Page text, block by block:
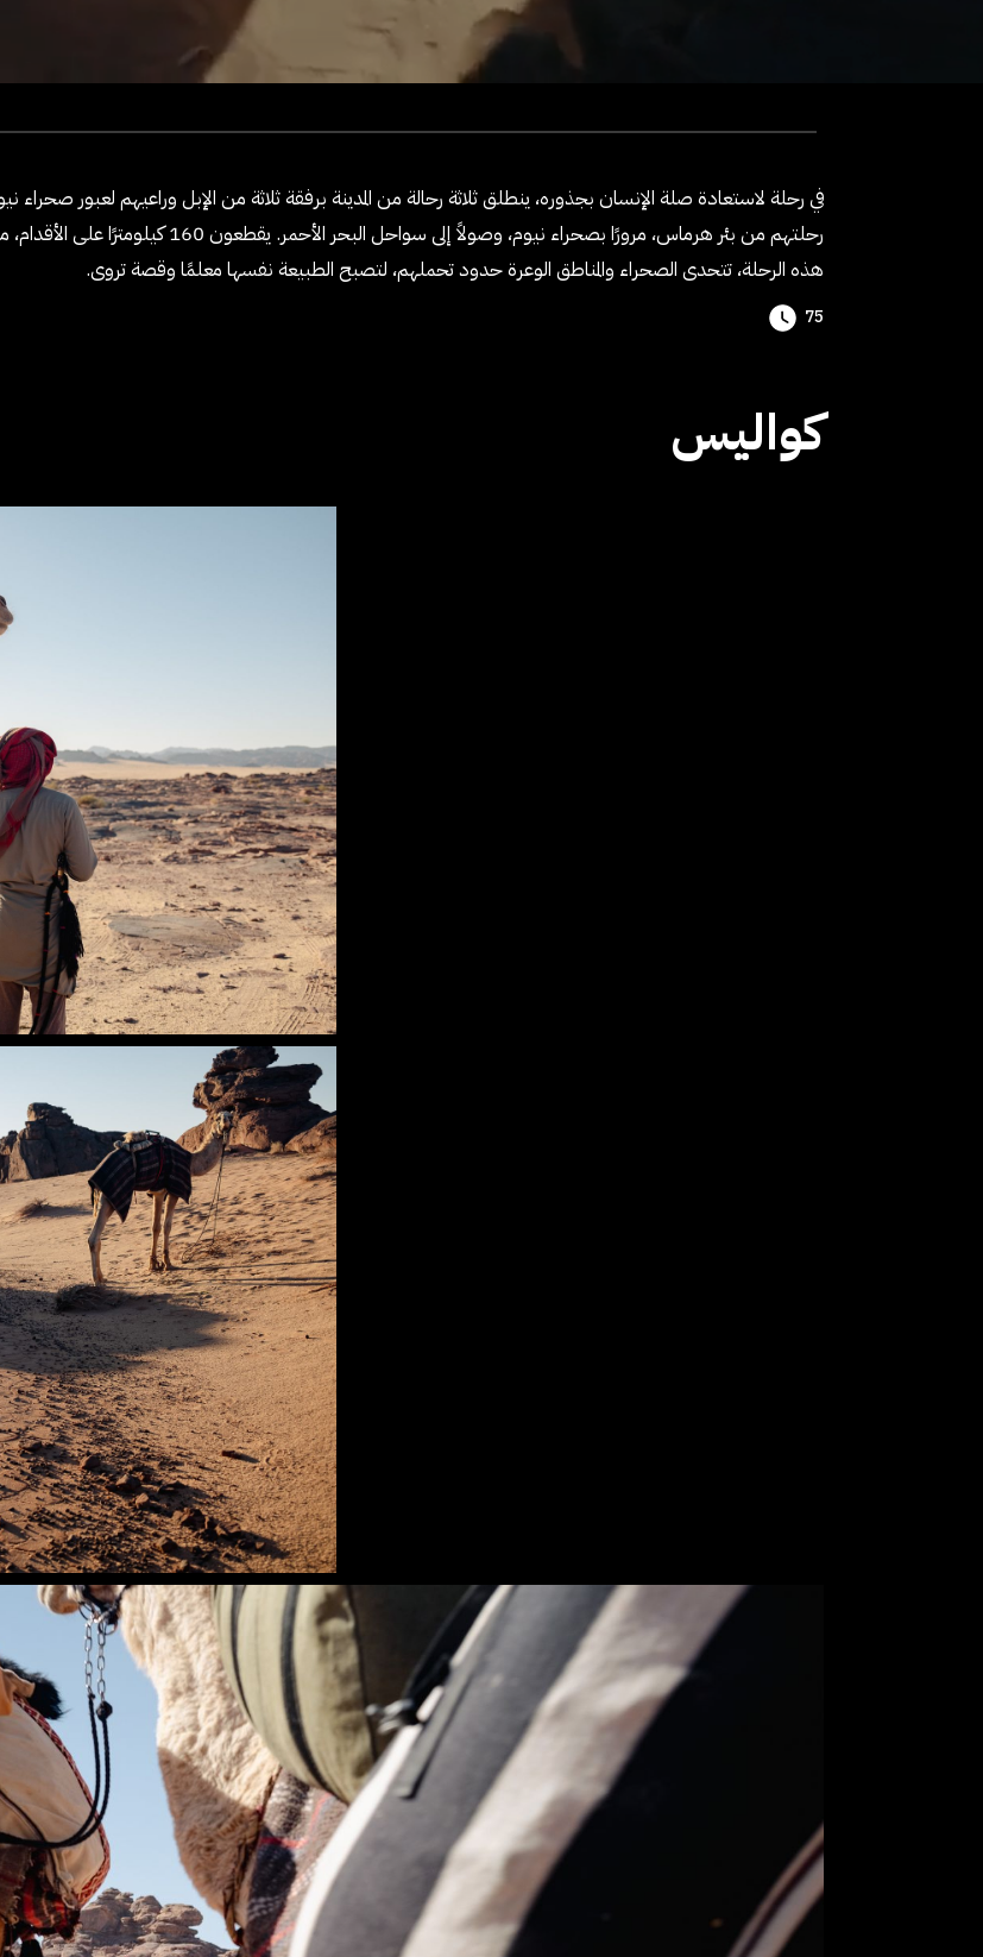
ﰲ رﺣﻠﺔ ﻻﺳﺘﻌﺎدة ﺻﻠﺔ اﻹﻧﺴﺎن ﺑﺠﺬوره، ﻳﻨﻄﻠﻖ ﺛﻼﺛﺔ رﺣﺎﻟﺔ ﻣﻦ اﳌﺪﻳﻨﺔ ﺑﺮﻓﻘﺔ ﺛﻼﺛﺔ ﻣﻦ اﻹﺑﻞ وراﻋﻴﻬﻢ ﻟﻌﺒﻮر ﺻﺤﺮاء
رﺣﻠﺘﻬﻢ ﻣﻦ ﺑﱤ ﻫﺮﻣﺎس، ﻣﺮورًا ﺑﺼﺤﺮاء ﻧﻴﻮم، وﺻﻮﻻً
ﻫﺬه اﻟﺮﺣﻠﺔ، ﺗﺘﺤﺪى اﻟﺼﺤﺮاء واﳌﻨﺎﻃﻖ اﻟﻮﻋﺮة ﺣﺪود ﺗﺤﻤﻠﻬﻢ، ﻟﺘﺼﺒﺢ اﻟﻄﺒﻴﻌﺔ ﻧﻔﺴﻬﺎ ﻣﻌﻠﻤًﺎ وﻗﺼﺔ ﺗﺮوى.
75
كواليس